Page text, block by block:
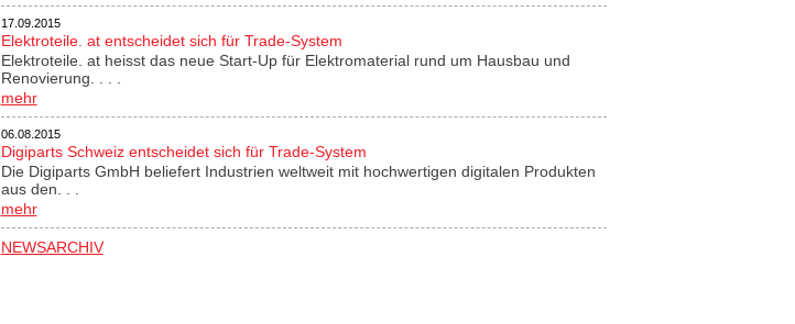
17.09.2015
Elektroteile. at entscheidet sich für Trade-System
Elektroteile. at heisst das neue Start-Up für Elektromaterial rund um Hausbau und
Renovierung. . . .
mehr
06.08.2015
Digiparts Schweiz entscheidet sich für Trade-System
Die Digiparts GmbH beliefert Industrien weltweit mit hochwertigen digitalen Produkten
aus den. . .
mehr
NEWSARCHIV